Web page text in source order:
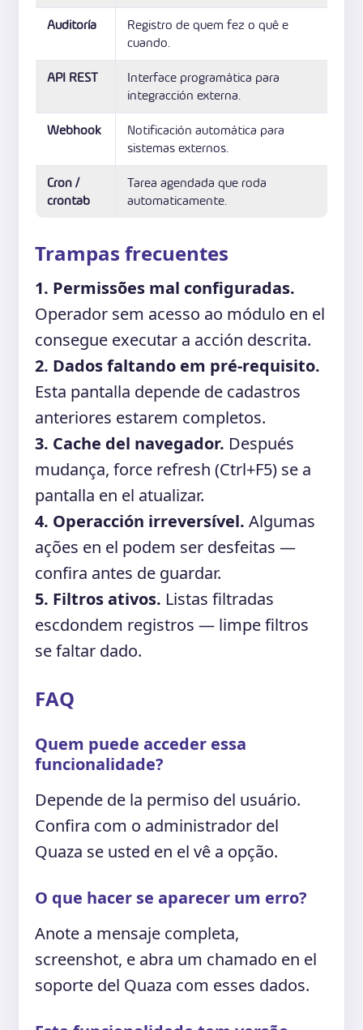
Auditoría
Registro de quem fez o quê e
cuando.
API REST
Interface programática para
integracción externa.
Webhook
Notificación automática para
sistemas externos.
Cron /
crontab
Tarea agendada que roda
automaticamente.
Trampas frecuentes
1. Permissões mal configuradas.
Operador sem acesso ao módulo en el
consegue executar a acción descrita.
2. Dados faltando em pré-requisito.
Esta pantalla depende de cadastros
anteriores estarem completos.
3. Cache del navegador. Después
mudança, force refresh (Ctrl+F5) se a
pantalla en el atualizar.
4. Operacción irreversível. Algumas
ações en el podem ser desfeitas —
confira antes de guardar.
5. Filtros ativos. Listas filtradas
escdondem registros — limpe filtros
se faltar dado.
FAQ
Quem puede acceder essa
funcionalidade?
Depende de la permiso del usuário.
Confira com o administrador del
Quaza se usted en el vê a opção.
O que hacer se aparecer um erro?
Anote a mensaje completa,
screenshot, e abra um chamado en el
soporte del Quaza com esses dados.